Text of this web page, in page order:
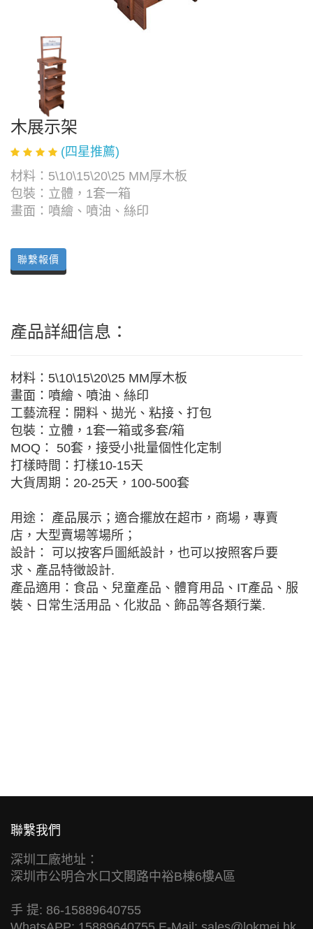
木展示架
(四星推薦)
材料：5\10\15\20\25 MM厚木板
包裝：立體，1套一箱
畫面：噴繪、噴油、絲印
聯繫報價
產品詳細信息：
材料：5\10\15\20\25 MM厚木板
畫面：噴繪、噴油、絲印
工藝流程：開料、拋光、粘接、打包
包裝：立體，1套一箱或多套/箱
MOQ： 50套，接受小批量個性化定制
打樣時間：打樣10-15天
大貨周期：20-25天，100-500套
用途： 產品展示；適合擺放在超市，商場，專賣
店，大型賣場等場所；
設計： 可以按客戶圖紙設計，也可以按照客戶要
求、產品特徵設計.
產品適用：食品、兒童產品、體育用品、IT產品、服
裝、日常生活用品、化妝品、飾品等各類行業.
聯繫我們
深圳工廠地址：
深圳市公明合水口文閣路中裕B棟6樓A區
手 提: 86-15889640755